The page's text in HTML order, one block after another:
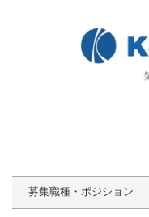
募集職種・ポジション